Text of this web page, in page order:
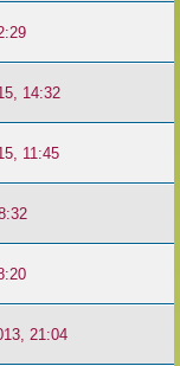
14:32
11:45
21:04